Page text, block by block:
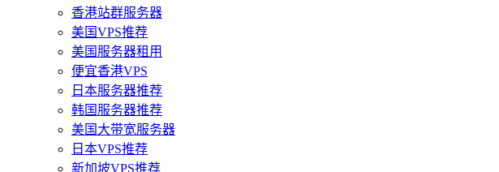
香港站群服务器
美国VPS推荐
美国服务器租用
便宜香港VPS
日本服务器推荐
韩国服务器推荐
美国大带宽服务器
日本VPS推荐
新加坡VPS推荐